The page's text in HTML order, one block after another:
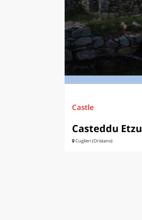
Castle
Casteddu Etzu
Cuglieri (Oristano)